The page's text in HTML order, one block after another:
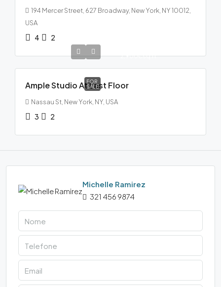
194 Mercer Street, 627 Broadway, New York, NY 10012,
USA
4 2
FOR
SALE
2,900€sq ft
Ample Studio At Last Floor
Nassau St, New York, NY, USA
3 2
Michelle Ramirez
321 456 9874